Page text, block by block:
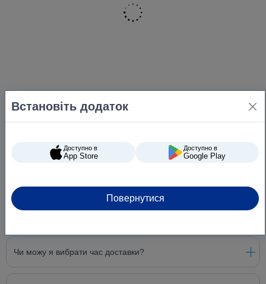
Чи можу я вибрати час доставки?
Встановіть додаток
Доступно в
App Store
Доступно в
Google Play
Повернутися